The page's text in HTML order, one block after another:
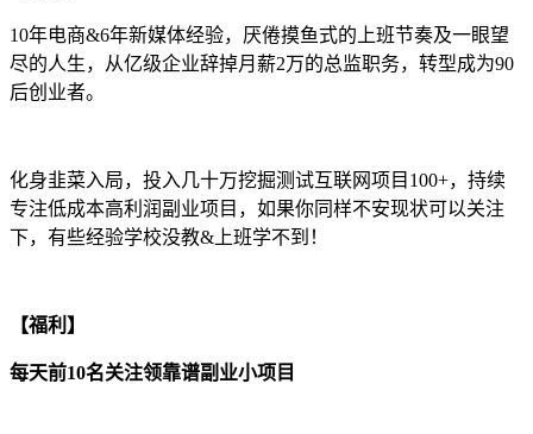
10年电商&6年新媒体经验，厌倦摸鱼式的上班节奏及一眼望
尽的人生，从亿级企业辞掉月薪2万的总监职务，转型成为90
后创业者。
化身韭菜入局，投入几十万挖掘测试互联网项目100+，持续
专注低成本高利润副业项目，如果你同样不安现状可以关注
下，有些经验学校没教&上班学不到！
【福利】
每天前10名关注领靠谱副业小项目